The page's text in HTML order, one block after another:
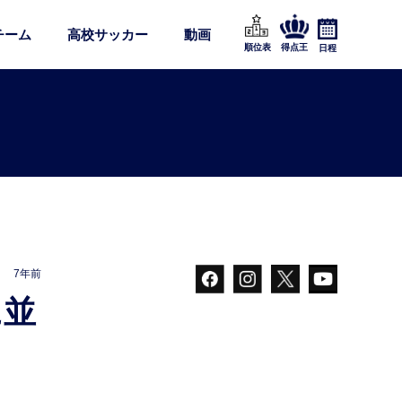
ーム 高校サッカー 動画
順位表 得点王 日程
7年前